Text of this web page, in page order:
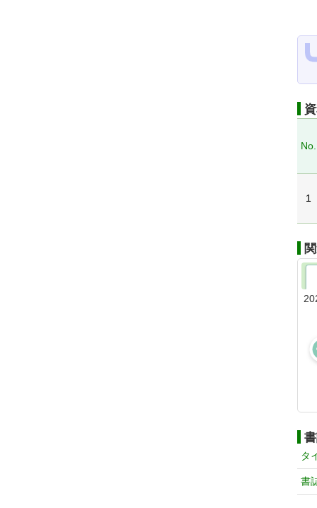
No.
1
タ
書